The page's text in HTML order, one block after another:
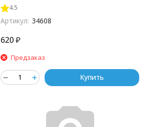
4.5
Артикул: 34608
620₽
Предзаказ
Купить